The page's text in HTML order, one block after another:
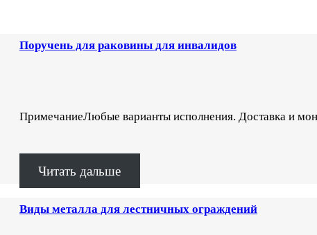
Поручень для раковины для инвалидов
ПримечаниеЛюбые варианты исполнения. Доставка и
Читать дальше
Виды металла для лестничных ограждений